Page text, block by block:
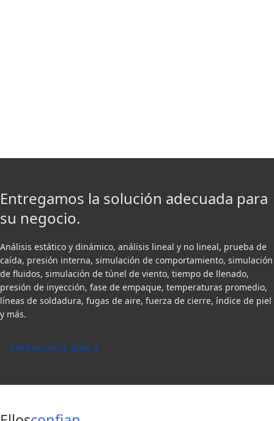
Entregamos la solución adecuada para
su negocio.
Análisis estático y dinámico, análisis lineal y no lineal, prueba de
caída, presión interna, simulación de comportamiento, simulación
de fluidos, simulación de túnel de viento, tiempo de llenado,
presión de inyección, fase de empaque, temperaturas promedio,
líneas de soldadura, fugas de aire, fuerza de cierre, índice de piel
y más.
Contactanos ahora